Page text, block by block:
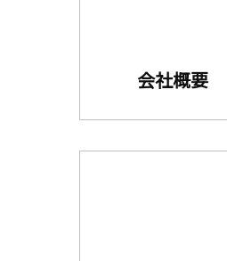
会社概要